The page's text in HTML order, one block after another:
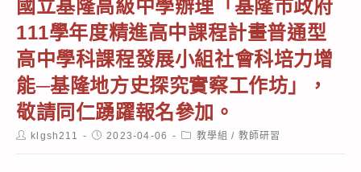
國立基隆高級中學辦理「基隆市政府
111學年度精進高中課程計畫普通型
高中學科課程發展小組社會科培力增
能─基隆地方史探究實察工作坊」，
敬請同仁踴躍報名參加。
Postklgsh211
Post2023-04-06
Post教學組 / 教師研習